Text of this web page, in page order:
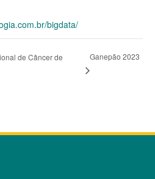
bigdata/
de Câncer de
Ganepão 2023